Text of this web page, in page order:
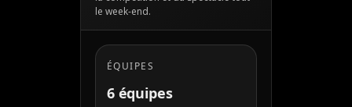
le week-end.
ÉQUIPES
6 équipes